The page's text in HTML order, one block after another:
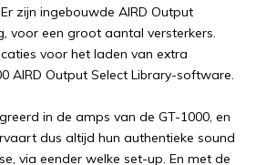
zijn ingebouwde AIRD Output
voor een groot aantal versterkers.
voor het laden van extra
AIRD Output Select Library-software.
in de amps van de GT-1000, en
dus altijd hun authentieke sound
via eender welke set-up. En met de